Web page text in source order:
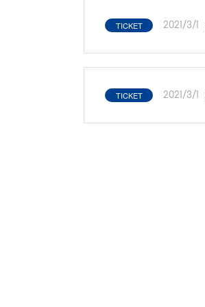
TICKET 2021/3/1
TICKET 2021/3/1